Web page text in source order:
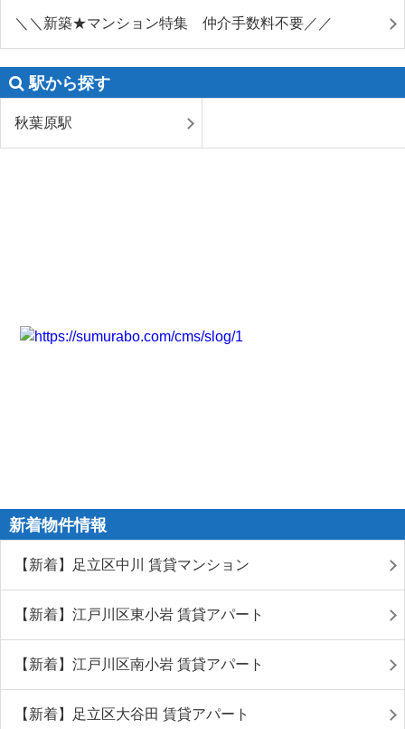
＼＼新築★マンション特集 仲介手数料不要／／
駅から探す
秋葉原駅
新着物件情報
【新着】足立区中川 賃貸マンション
【新着】江戸川区東小岩 賃貸アパート
【新着】江戸川区南小岩 賃貸アパート
【新着】足立区大谷田 賃貸アパート